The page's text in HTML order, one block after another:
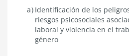
N°21.643
Identificación de los
riesgos psicosociales
laboral y violencia en el
género